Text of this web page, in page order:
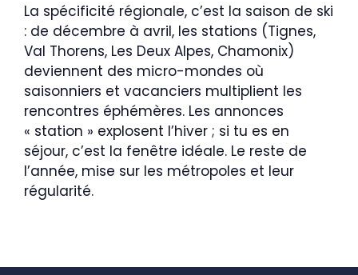
La spécificité régionale, c’est la saison de ski
: de décembre à avril, les stations (Tignes,
Val Thorens, Les Deux Alpes, Chamonix)
deviennent des micro-mondes où
saisonniers et vacanciers multiplient les
rencontres éphémères. Les annonces
« station » explosent l’hiver ; si tu es en
séjour, c’est la fenêtre idéale. Le reste de
l’année, mise sur les métropoles et leur
régularité.